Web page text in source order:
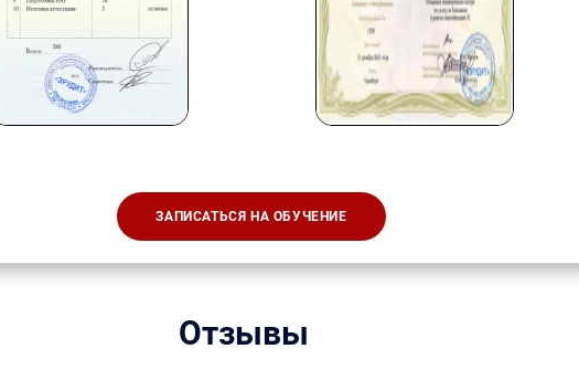
ЗАПИСАТЬСЯ НА ОБУЧЕНИЕ
Отзывы